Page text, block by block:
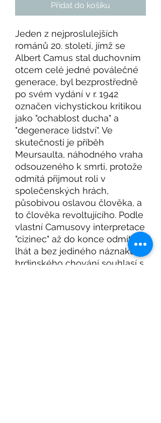
Přidat do košíku
Jeden z nejproslulejších
románů 20. století, jímž se
Albert Camus stal duchovním
otcem celé jedné poválečné
generace, byl bezprostředně
po svém vydání v r. 1942
označen vichystickou kritikou
jako "ochablost ducha" a
"degenerace lidství". Ve
skutečnosti je příběh
Meursaulta, náhodného vraha
odsouzeného k smrti, protože
odmítá přijmout roli v
společenských hrách,
působivou oslavou člověka, a
to člověka revoltujícího. Podle
vlastní Camusovy interpretace
"cizinec" až do konce odmítá
lhát a bez jediného náznaku
hrdinského chování souhlasí s